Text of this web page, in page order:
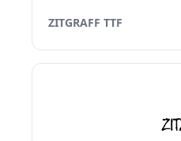
ZITGRAFF TTF